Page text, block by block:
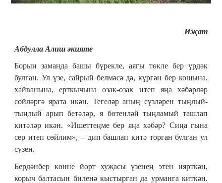
Иҗат
Абдулла Алиш әкияте
Борын заманда башы бүрекле, аягы төкле бер үрдәк
булган. Ул үзе, сайрый белмәсә дә, күргән бер кошына,
хайванына, ерткычына озак-озак итеп яңа хәбәрләр
сөйләргә ярата икән. Тегеләр аның сүзләрен тыңлый-
тыңлый арып бетәләр, я бөтенләй тыңламый ташлап
китәләр икән. «Ишеттеңме бер яңа хәбәр? Сиңа гына
сер итеп сөйлим», – дип башлап китә торган булган ул
сүзен.
Бердәнбер көнне йорт хуҗасы үзенең этен иярткән,
корыч балтасын биленә кыстырган да урманга киткән.